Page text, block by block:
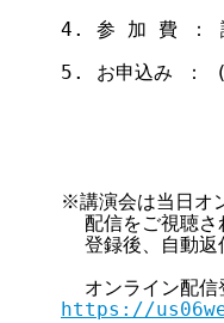
4. 参 加 費 ： 講
5. お申込み ： (
※講演会は当日オ
配信をご視聴さ
登録後、自動返
https://